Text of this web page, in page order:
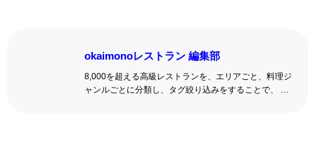
okaimonoレストラン 編集部
8,000を超える高級レストランを、エリアごと、料理ジ
ャンルごとに分類し、タグ絞り込みをすることで、 い